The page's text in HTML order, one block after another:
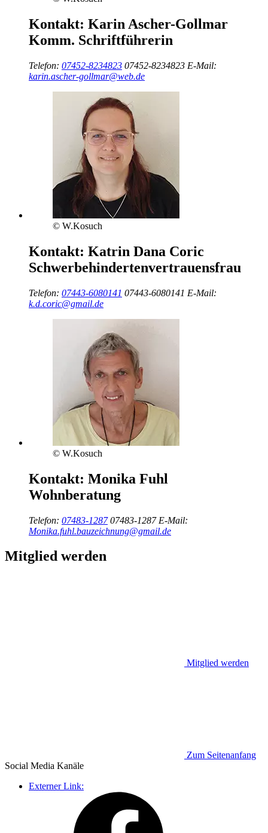
Kontakt: Karin Ascher-Gollmar
Komm. Schriftführerin
Telefon: 07452-8234823 07452-8234823 E-Mail:
karin.ascher-gollmar@web.de
© W.Kosuch
Kontakt: Katrin Dana Coric
Schwerbehindertenvertrauensfrau
Telefon: 07443-6080141 07443-6080141 E-Mail:
k.d.coric@gmail.de
© W.Kosuch
Kontakt: Monika Fuhl
Wohnberatung
Telefon: 07483-1287 07483-1287 E-Mail:
Monika.fuhl.bauzeichnung@gmail.de
Mitglied werden
Mitglied werden
Zum Seitenanfang
Social Media Kanäle
Externer Link: